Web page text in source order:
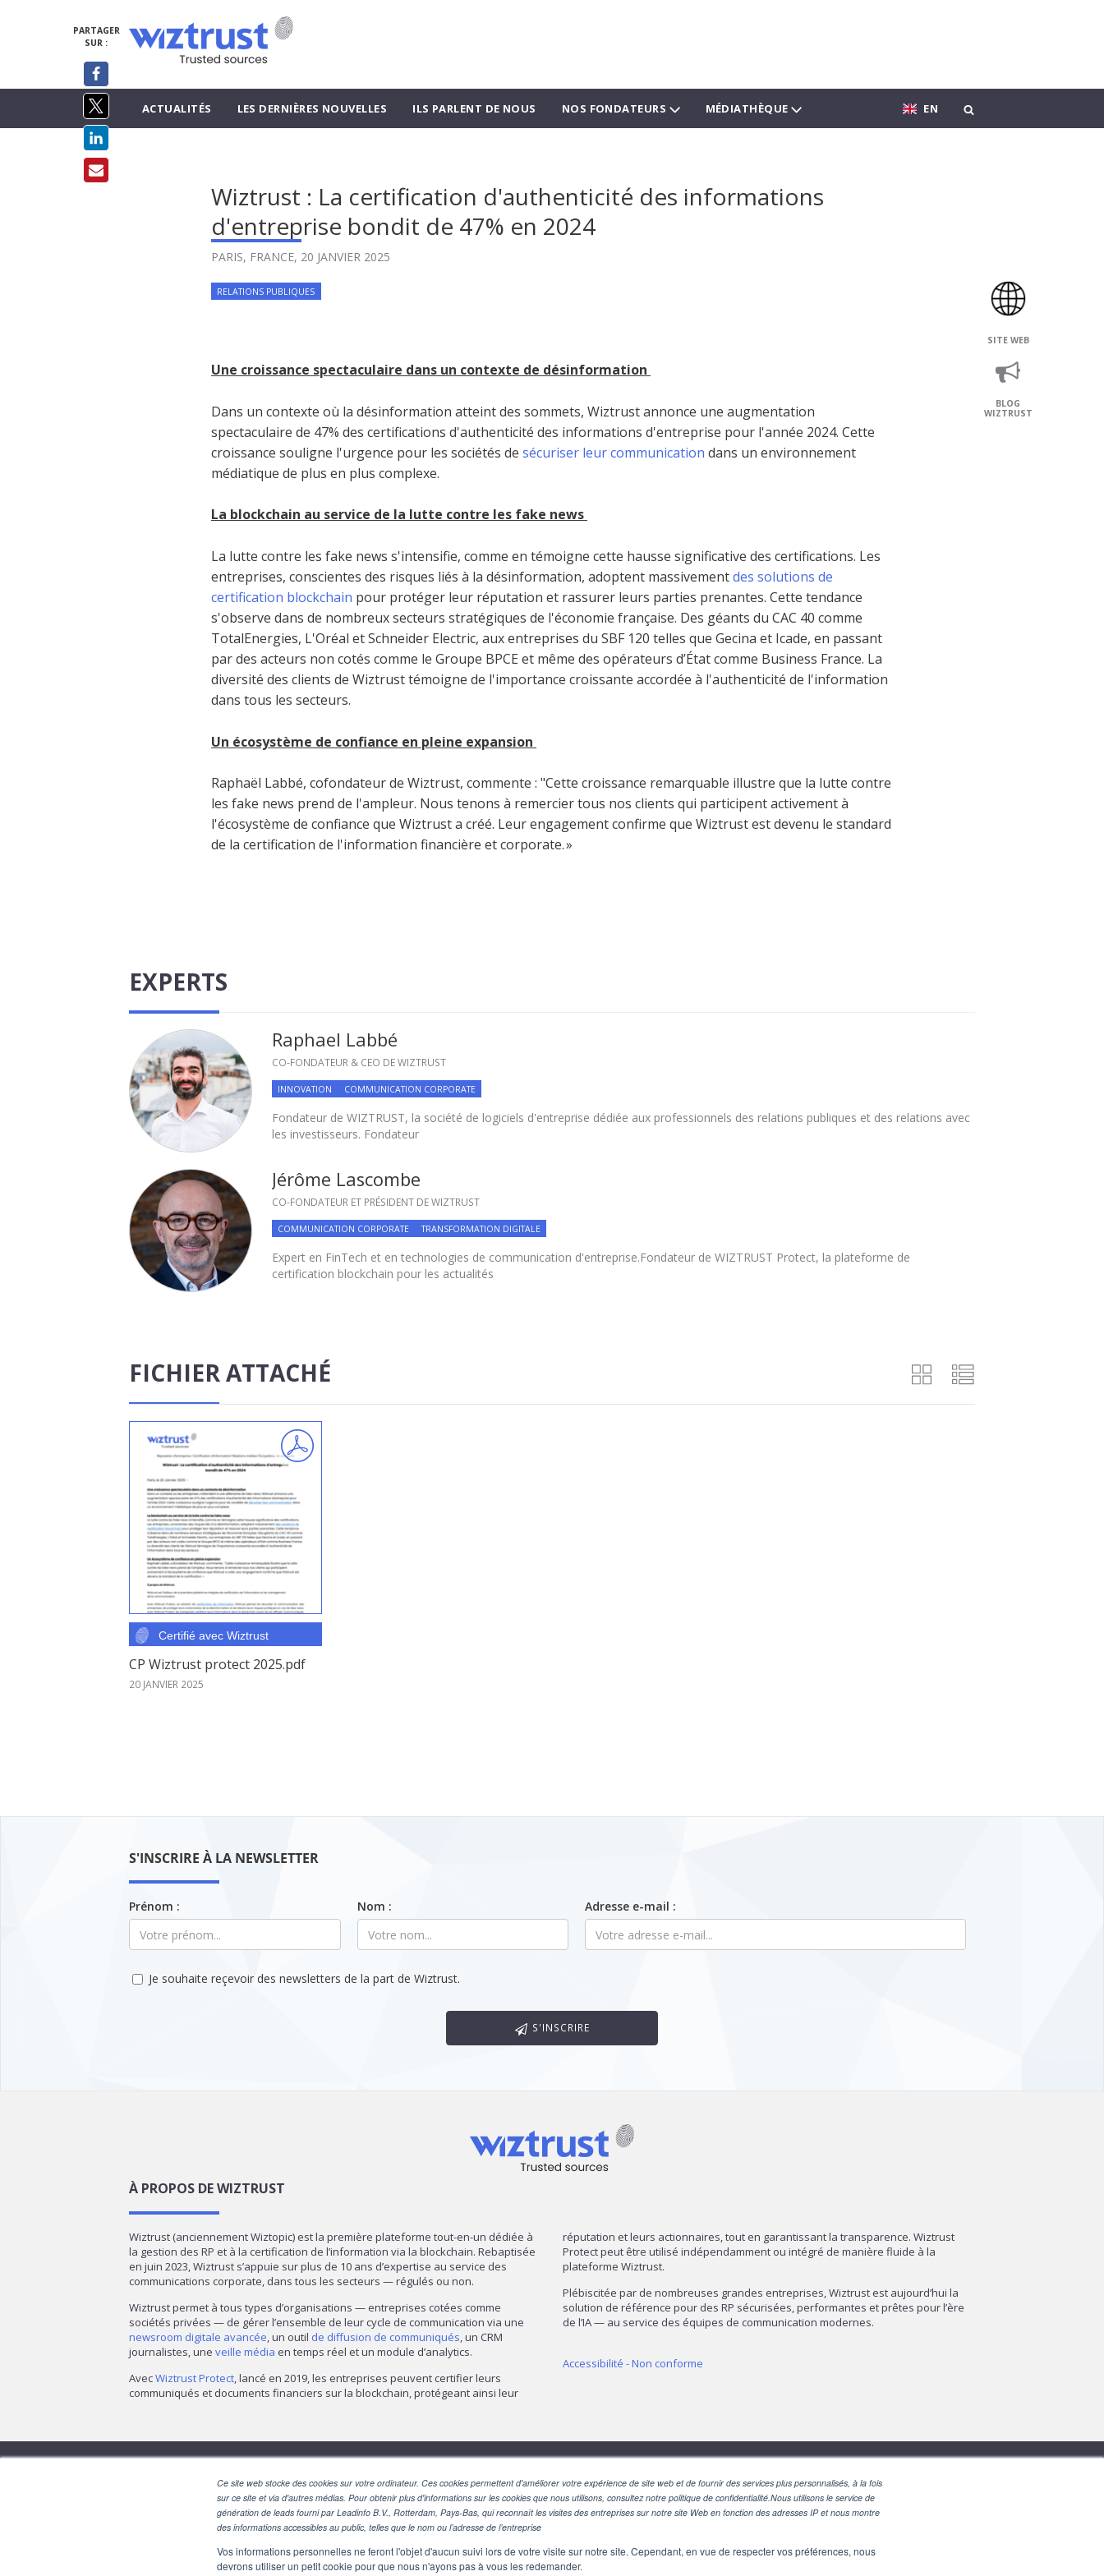
Ce site web stocke des cookies sur votre ordinateur. Ces cookies permettent d'améliorer votre expérience de site web et de fournir des services plus personnalisés, à la fois
sur ce site et via d'autres médias. Pour obtenir plus d'informations sur les cookies que nous utilisons, consultez notre politique de confidentialité.Nous utilisons le service de
génération de leads fourni par Leadinfo B.V., Rotterdam, Pays-Bas, qui reconnaît les visites des entreprises sur notre site Web en fonction des adresses IP et nous montre
des informations accessibles au public, telles que le nom ou l’adresse de l’entreprise
Vos informations personnelles ne feront l'objet d'aucun suivi lors de votre visite sur notre site. Cependant, en vue de respecter vos préférences, nous
devrons utiliser un petit cookie pour que nous n'ayons pas à vous les redemander.
EN
ACTUALITÉS LES DERNIÈRES NOUVELLES ILS PARLENT DE NOUS NOS FONDATEURS MÉDIATHÈQUE
Wiztrust : La certification d'authenticité des informations
d'entreprise bondit de 47% en 2024
PARIS, FRANCE, 20 JANVIER 2025
RELATIONS PUBLIQUES
PARTAGER
SUR :
SITE WEB
BLOG
WIZTRUST
Une croissance spectaculaire dans un contexte de désinformation
Dans un contexte où la désinformation atteint des sommets, Wiztrust annonce une augmentation
spectaculaire de 47% des certifications d'authenticité des informations d'entreprise pour l'année 2024. Cette
croissance souligne l'urgence pour les sociétés de sécuriser leur communication dans un environnement
médiatique de plus en plus complexe.
La blockchain au service de la lutte contre les fake news
La lutte contre les fake news s'intensifie, comme en témoigne cette hausse significative des certifications. Les
entreprises, conscientes des risques liés à la désinformation, adoptent massivementdes solutions de
certification blockchain pour protéger leur réputation et rassurer leurs parties prenantes. Cette tendance
s'observe dans de nombreux secteurs stratégiques de l'économie française. Des géants du CAC 40 comme
TotalEnergies, L'Oréal et Schneider Electric, aux entreprises du SBF 120 telles que Gecina et Icade, en passant
par des acteurs non cotés comme le Groupe BPCE et même des opérateurs d’État comme Business France. La
diversité des clients de Wiztrust témoigne de l'importance croissante accordée à l'authenticité de l'information
dans tous les secteurs.
Un écosystème de confiance en pleine expansion
Raphaël Labbé, cofondateur de Wiztrust, commente : "Cette croissance remarquable illustre que la lutte contre
les fake news prend de l'ampleur. Nous tenons à remercier tous nos clients qui participent activement à
l'écosystème de confiance que Wiztrust a créé. Leur engagement confirme que Wiztrust est devenu le standard
de la certification de l'information financière et corporate. »
EXPERTS
Raphael Labbé
CO-FONDATEUR & CEO DE WIZTRUST
INNOVATION COMMUNICATION CORPORATE
Fondateur de WIZTRUST, la société de logiciels d'entreprise dédiée aux professionnels des relations publiques et des relations avec
les investisseurs. Fondateur
Jérôme Lascombe
CO-FONDATEUR ET PRÉSIDENT DE WIZTRUST
COMMUNICATION CORPORATE TRANSFORMATION DIGITALE
Expert en FinTech et en technologies de communication d'entreprise.Fondateur de WIZTRUST Protect, la plateforme de
certification blockchain pour les actualités
FICHIER ATTACHÉ
CP Wiztrust protect 2025.pdf
20 JANVIER 2025
S'INSCRIRE À LA NEWSLETTER
Prénom : Nom : Adresse e-mail :
Je souhaite reçevoir des newsletters de la part de Wiztrust.
S'INSCRIRE
À PROPOS DE WIZTRUST
Wiztrust (anciennement Wiztopic) est la première plateforme tout-en-un dédiée à
la gestion des RP et à la certification de l’information via la blockchain. Rebaptisée
en juin 2023, Wiztrust s’appuie sur plus de 10 ans d’expertise au service des
communications corporate, dans tous les secteurs — régulés ou non.
Wiztrust permet à tous types d’organisations — entreprises cotées comme
sociétés privées — de gérer l’ensemble de leur cycle de communication via une
newsroom digitale avancée, un outil de diffusion de communiqués, un CRM
journalistes, une veille média en temps réel et un module d’analytics.
AvecWiztrust Protect, lancé en 2019, les entreprises peuvent certifier leurs
communiqués et documents financiers sur la blockchain, protégeant ainsi leur
réputation et leurs actionnaires, tout en garantissant la transparence. Wiztrust
Protect peut être utilisé indépendamment ou intégré de manière fluide à la
plateforme Wiztrust.
Plébiscitée par de nombreuses grandes entreprises, Wiztrust est aujourd’hui la
solution de référence pour des RP sécurisées, performantes et prêtes pour l’ère
de l’IA — au service des équipes de communication modernes.
Accessibilité - Non conforme
SUIVEZ-NOUS